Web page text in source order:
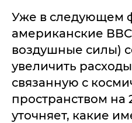
Уже в следующем
американские
воздушные силы)
увеличить
связанную с
пространством на
уточняет, какие